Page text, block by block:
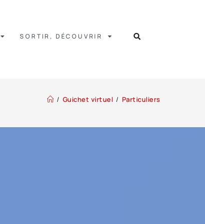
SORTIR, DÉCOUVRIR
/ Guichet virtuel / Particuliers